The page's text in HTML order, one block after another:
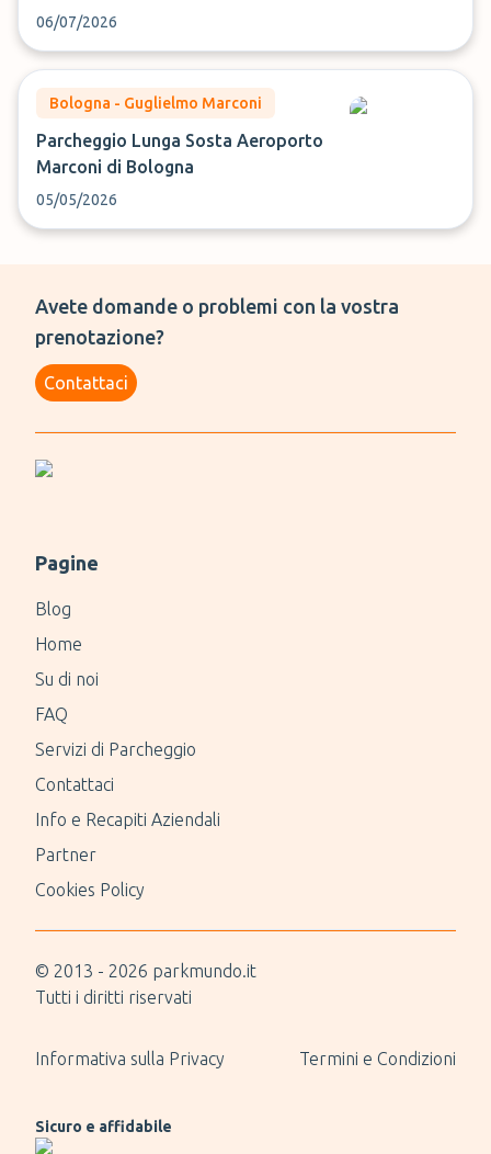
06/07/2026
Bologna - Guglielmo Marconi
Parcheggio Lunga Sosta Aeroporto
Marconi di Bologna
05/05/2026
Avete domande o problemi con la vostra
prenotazione?
Contattaci
Pagine
Blog
Home
Su di noi
FAQ
Servizi di Parcheggio
Contattaci
Info e Recapiti Aziendali
Partner
Cookies Policy
© 2013 - 2026 parkmundo.it
Tutti i diritti riservati
Informativa sulla Privacy Termini e Condizioni
Sicuro e affidabile